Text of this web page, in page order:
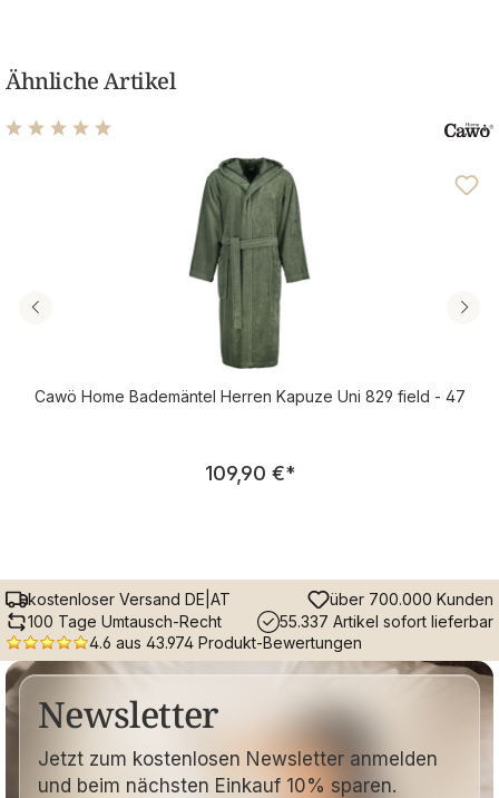
Ähnliche Artikel
Durchschnittliche Bewertung von 4.96 von 5 Sternen
Cawö Home Bademäntel Herren Kapuze Uni 829 field - 47
Regulärer Preis:
109,90 €*
kostenloser Versand DE|AT
über 700.000 Kunden
100 Tage Umtausch-Recht
55.337 Artikel sofort lieferbar
4.6 aus 43.974 Produkt-Bewertungen
Newsletter
Jetzt zum kostenlosen Newsletter anmelden
und beim nächsten Einkauf 10% sparen.